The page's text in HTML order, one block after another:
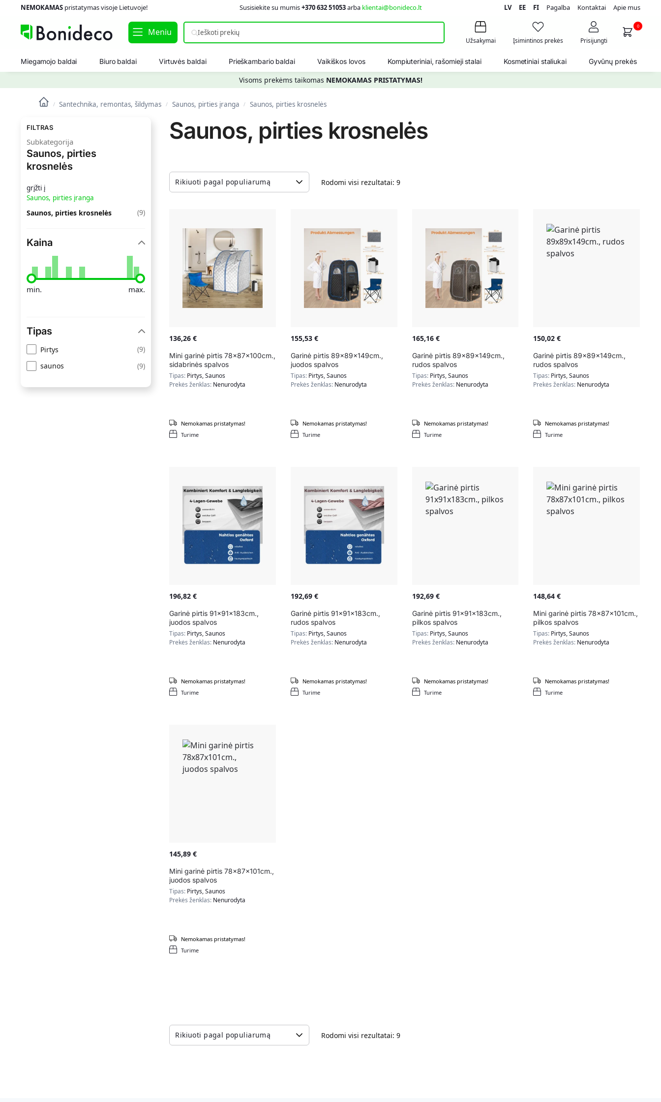
NEMOKAMASpristatymas visoje Lietuvoje! Susisiekite su mumis+370 632 51053arba klientai@bonideco.lt LV EE FI Pagalba Kontaktai Apie mus
Meniu
Užsakymai Įsimintinos prekės Prisijungti
0
Miegamojo baldai Biuro baldai Virtuvės baldai Prieškambario baldai Vaikiškos lovos Kompiuteriniai, rašomieji stalai Kosmetiniai staliukai Gyvūnų prekės
Visoms prekėms taikomas NEMOKAMAS PRISTATYMAS!
/ Santechnika, remontas, šildymas / Saunos, pirties įranga / Saunos, pirties krosnelės
Saunos, pirties krosnelės
Rodomi visi rezultatai: 9
136,26€
Mini garinė pirtis 78x87x100cm.,
sidabrinės spalvos
Tipas: Pirtys, Saunos
Prekės ženklas: Nenurodyta
Turime
Nemokamas pristatymas!
155,53 €
Garinė pirtis 89x89x149cm.,
juodos spalvos
Tipas: Pirtys, Saunos
Prekės ženklas: Nenurodyta
Turime
Nemokamas pristatymas!
165,16 €
Garinė pirtis 89x89x149cm.,
rudos spalvos
Tipas: Pirtys, Saunos
Prekės ženklas: Nenurodyta
Turime
Nemokamas pristatymas!
150,02€
Garinė pirtis 89x89x149cm.,
rudos spalvos
Tipas: Pirtys, Saunos
Prekės ženklas: Nenurodyta
Turime
Nemokamas pristatymas!
196,82€
Garinė pirtis 91x91x183cm.,
juodos spalvos
Tipas: Pirtys, Saunos
Prekės ženklas: Nenurodyta
Turime
Nemokamas pristatymas!
192,69 €
Garinė pirtis 91x91x183cm.,
rudos spalvos
Tipas: Pirtys, Saunos
Prekės ženklas: Nenurodyta
Turime
Nemokamas pristatymas!
192,69 €
Garinė pirtis 91x91x183cm.,
pilkos spalvos
Tipas: Pirtys, Saunos
Prekės ženklas: Nenurodyta
Turime
Nemokamas pristatymas!
148,64€
Mini garinė pirtis 78x87x101cm.,
pilkos spalvos
Tipas: Pirtys, Saunos
Prekės ženklas: Nenurodyta
Turime
Nemokamas pristatymas!
145,89€
Mini garinė pirtis 78x87x101cm.,
juodos spalvos
Tipas: Pirtys, Saunos
Prekės ženklas: Nenurodyta
Turime
Nemokamas pristatymas!
Rodomi visi rezultatai: 9
FILTRAS
Subkategorija
Saunos, pirties
krosnelės
grįžti į
Saunos, pirties įranga
Saunos, pirties krosnelės (9)
Kaina
min. max.
Tipas
Pirtys (9)
saunos
(9)